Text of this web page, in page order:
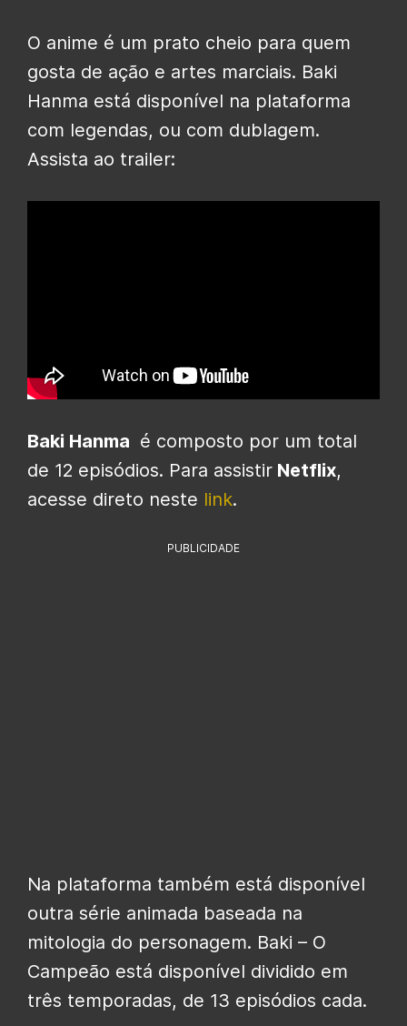
O anime é um prato cheio para quem
gosta de ação e artes marciais. Baki
Hanma está disponível na plataforma
com legendas, ou com dublagem.
Assista ao trailer:
Baki Hanma é composto por um total
de 12 episódios. Para assistir Netflix,
acesse direto neste link.
PUBLICIDADE
Na plataforma também está disponível
outra série animada baseada na
mitologia do personagem. Baki – O
Campeão está disponível dividido em
três temporadas, de 13 episódios cada.